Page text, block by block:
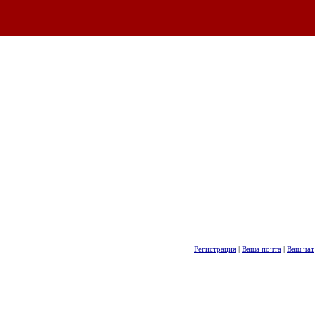
Регистрация | Ваша почта | Ваш чат